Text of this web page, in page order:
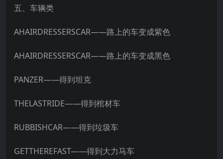
五、车辆类
AHAIRDRESSERSCAR——路上的车变成紫色
AHAIRDRESSERSCAR——路上的车变成黑色
PANZER——得到坦克
THELASTRIDE——得到棺材车
RUBBISHCAR——得到垃圾车
GETTHEREFAST——得到大力马车